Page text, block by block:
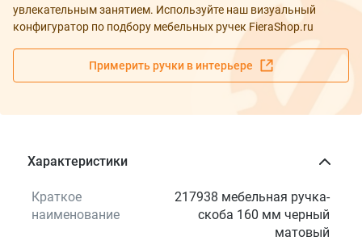
увлекательным занятием. Используйте наш визуальный
конфигуратор по подбору мебельных ручек FieraShop.ru
Примерить ручки в интерьере
Характеристики
Краткое
наименование
217938 мебельная ручка-
скоба 160 мм черный
матовый